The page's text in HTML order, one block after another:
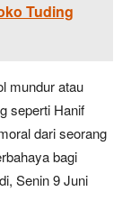
Tuding
mundur atau
seperti Hanif
dari seorang
bagi
Senin 9 Juni